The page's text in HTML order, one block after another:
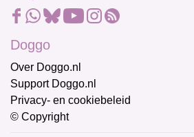
Doggo
Over Doggo.nl
Support Doggo.nl
Privacy- en cookiebeleid
© Copyright